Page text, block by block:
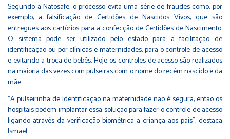
Segundo a Natosafe, o processo evita uma série de fraudes como, por
exemplo, a falsificação de Certidões de Nascidos Vivos, que são
entregues aos cartórios para a confecção de Certidões de Nascimento.
O sistema pode ser utilizado pelo estado para a facilitação de
identificação ou por clínicas e maternidades, para o controle de acesso
e evitando a troca de bebês. Hoje os controles de acesso são realizados
na maioria das vezes com pulseiras com o nome do recém nascido e da
mãe.
“A pulseirinha de identificação na maternidade não é segura, então os
hospitais podem implantar essa solução para fazer o controle de acesso
ligando através da verificação biométrica a criança aos pais”, destaca
Ismael.